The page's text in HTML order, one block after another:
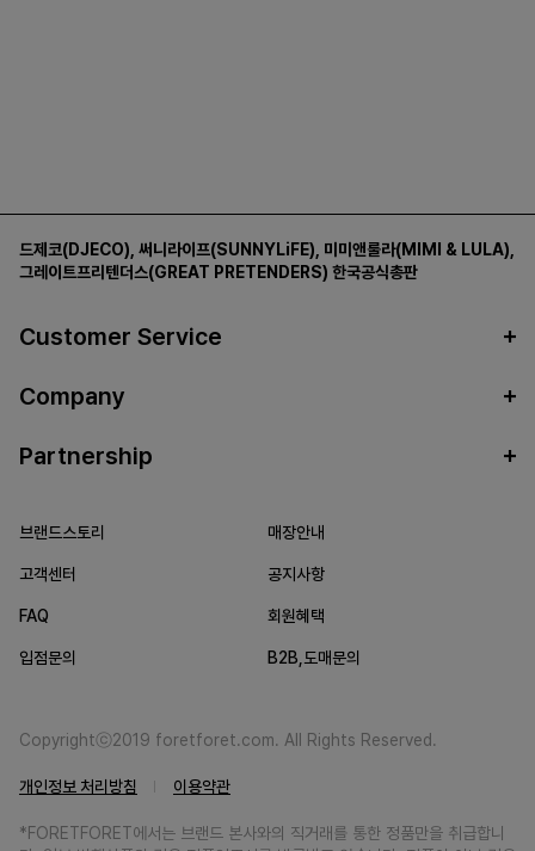
드제코(DJECO) 써니라이프(SUNNYLiFE) 미미앤룰라(MIMI & LULA)
그레이트프리텐더스(GREAT PRETENDERS) 한국공식총판
Customer Service
Company
Partnership
브랜드스토리 매장안내
고객센터 공지사항
FAQ 회원혜택
입점문의 B2B,도매문의
Copyrightⓒ2019 foretforet.com. All Rights Reserved.
개인정보 처리방침 이용약관
*FORETFORET에서는 브랜드 본사와의 직거래를 통한 정품만을 취급합니